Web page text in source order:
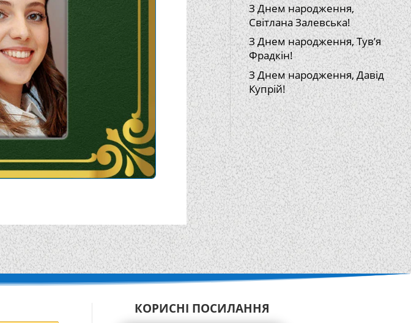
З Днем народження,
Світлана Залевська!
З Днем народження, Тув’я
Фрадкін!
З Днем народження, Давід
Купрій!
КОРИСНІ ПОСИЛАННЯ